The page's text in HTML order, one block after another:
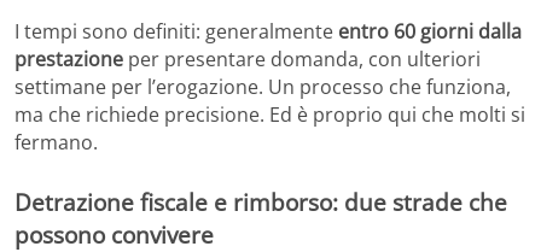
I tempi sono definiti: generalmente entro 60 giorni dalla
prestazione per presentare domanda, con ulteriori
settimane per l’erogazione. Un processo che funziona,
ma che richiede precisione. Ed è proprio qui che molti si
fermano.
Detrazione fiscale e rimborso: due strade che
possono convivere